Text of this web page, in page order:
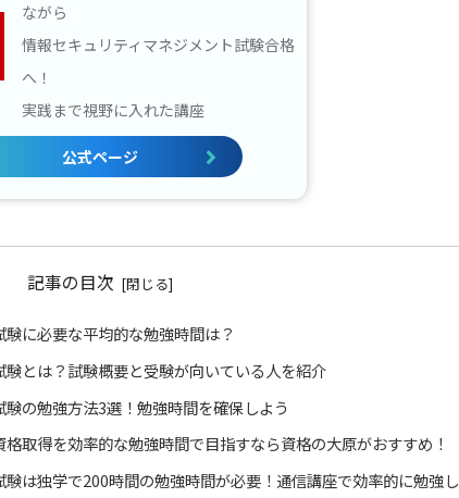
ながら
情報セキュリティマネジメント試験合格
へ！
実践まで視野に入れた講座
公式ページ
記事の目次
に必要な平均的な勉強時間は？
とは？試験概要と受験が向いている人を紹介
の勉強方法3選！勉強時間を確保しよう
取得を効率的な勉強時間で目指すなら資格の大原がおすすめ！
は独学で200時間の勉強時間が必要！通信講座で効率的に勉強し